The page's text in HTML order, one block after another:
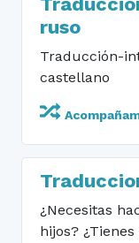
ruso
Traducción-
castellano
¿Necesitas
hijos?